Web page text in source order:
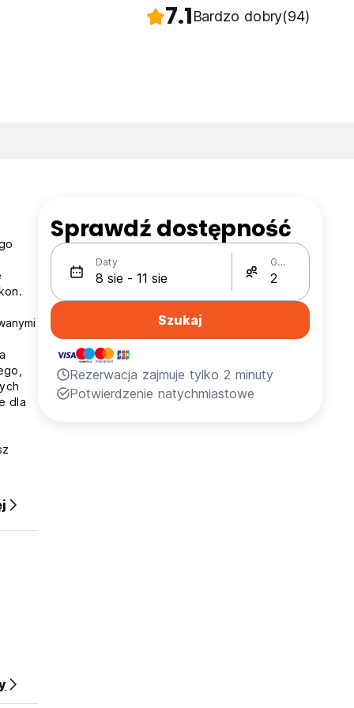
7.1Bardzo dobry(94)
dla
Sprawdź dostępność
Daty Gości
Szukaj
Rezerwacja zajmuje tylko 2 minuty
Potwierdzenie natychmiastowe